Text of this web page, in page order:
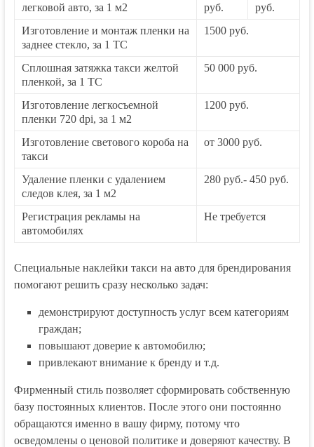
легковой авто, за 1 м2
руб.
руб.
Изготовление и монтаж пленки на
заднее стекло, за 1 ТС
1500 руб.
Сплошная затяжка такси желтой
пленкой, за 1 ТС
50 000 руб.
Изготовление легкосъемной
пленки 720 dpi, за 1 м2
1200 руб.
Изготовление светового короба на
такси
от 3000 руб.
Удаление пленки с удалением
следов клея, за 1 м2
280 руб.- 450 руб.
Регистрация рекламы на
автомобилях
Не требуется
Специальные наклейки такси на авто для брендирования
помогают решить сразу несколько задач:
демонстрируют доступность услуг всем категориям
граждан;
повышают доверие к автомобилю;
привлекают внимание к бренду и т.д.
Фирменный стиль позволяет сформировать собственную
базу постоянных клиентов. После этого они постоянно
обращаются именно в вашу фирму, потому что
осведомлены о ценовой политике и доверяют качеству. В